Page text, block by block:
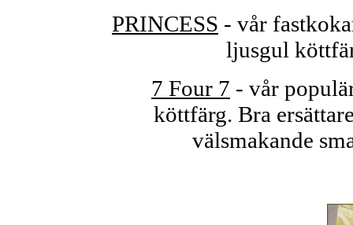
PRINCESS - vår
ljusgul
7 Four 7 - vår
köttfärg. Bra
välsmakande